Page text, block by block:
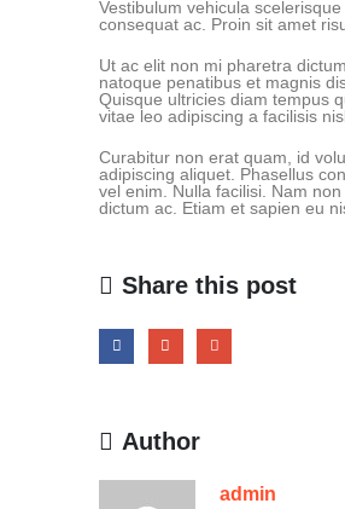
Vestibulum vehicula
consequat ac. Proin sit amet
Ut ac elit non mi pharetra
natoque penatibus et magnis
Quisque ultricies diam tempus
vitae leo adipiscing a facilisis
Curabitur non erat quam, id
adipiscing aliquet. Phasellus
vel enim. Nulla facilisi. Nam
dictum ac. Etiam et sapien eu
Share this post
Author
admin